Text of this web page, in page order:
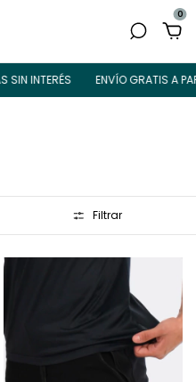
0
ENVÍO GRATIS A PARTIR DE $
Filtrar